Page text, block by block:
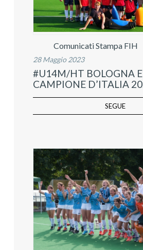
Comunicati Stampa FIH
28 Maggio 2023
#U14M/HT BOLOGNA
CAMPIONE D’ITALIA
SEGUE